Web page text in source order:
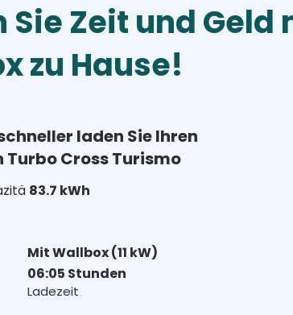
Sie Zeit und
zu Hause!
laden Sie Ihren
Turbo Cross Turismo
83.7 kWh
Mit Wallbox (11 kW)
06:05 Stunden
Ladezeit